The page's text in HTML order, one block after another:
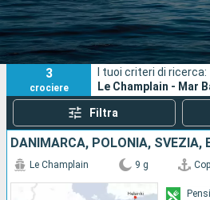
Mesi di partenza
Porti
3
crociere
I tuoi criteri di ricerca:
Le Champlain - Mar
Filtra
Le Champlain 9 g